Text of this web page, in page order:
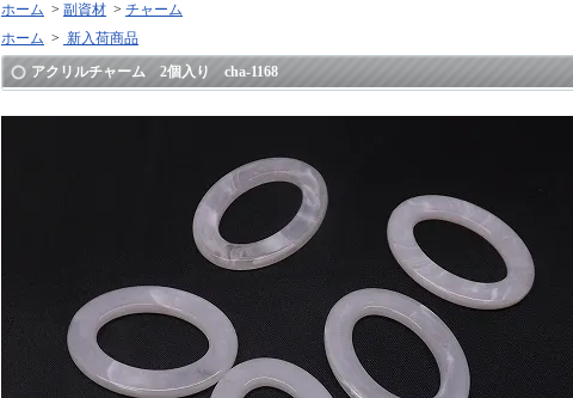
ホーム > 副資材 > チャーム
ホーム > 新入荷商品
アクリルチャーム 2個入り cha-1168